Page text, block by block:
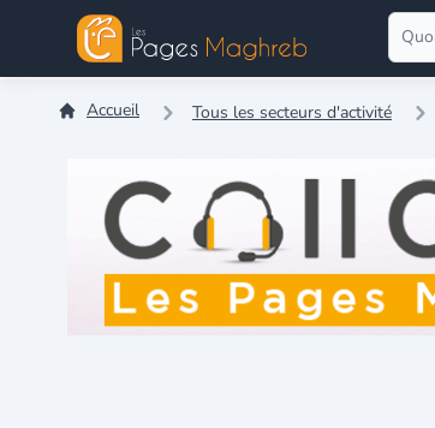
Accueil Tous les secteurs d'activité